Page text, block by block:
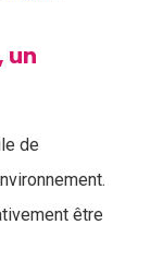
un
de
être